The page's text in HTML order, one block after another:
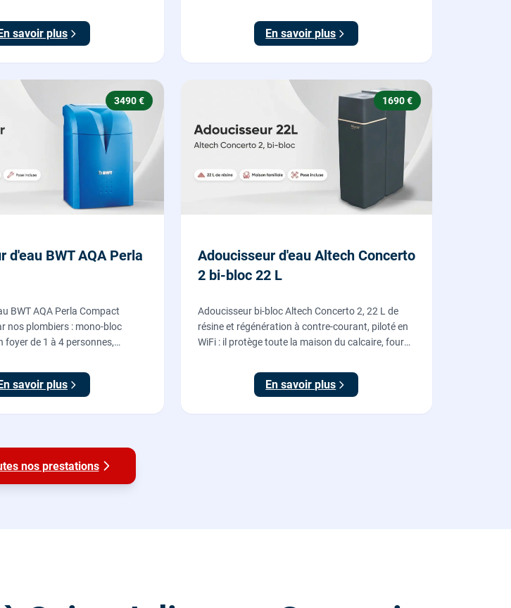
fournie et posée par nos
En savoir plus
garantie 2 ans.
En savoir plus
3490 €
d'eau BWT AQA Perla
BWT AQA Perla Compact
nos plombiers : mono-bloc
foyer de 1 à 4 personnes,
Protégez toute la maison
En savoir plus
1690 €
Adoucisseur d'eau Altech Concerto
2 bi-bloc 22 L
Adoucisseur bi-bloc Altech Concerto 2, 22 L de
résine et régénération à contre-courant, piloté en
WiFi : il protège toute la maison du calcaire, fourni,
En savoir plus
nos prestations